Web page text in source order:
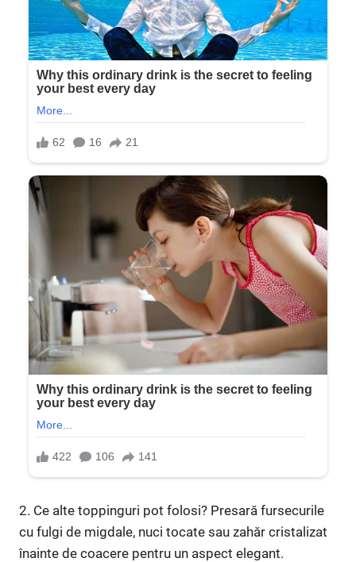
2. Ce alte toppinguri pot folosi? Presară fursecurile
cu fulgi de migdale, nuci tocate sau zahăr cristalizat
înainte de coacere pentru un aspect elegant.